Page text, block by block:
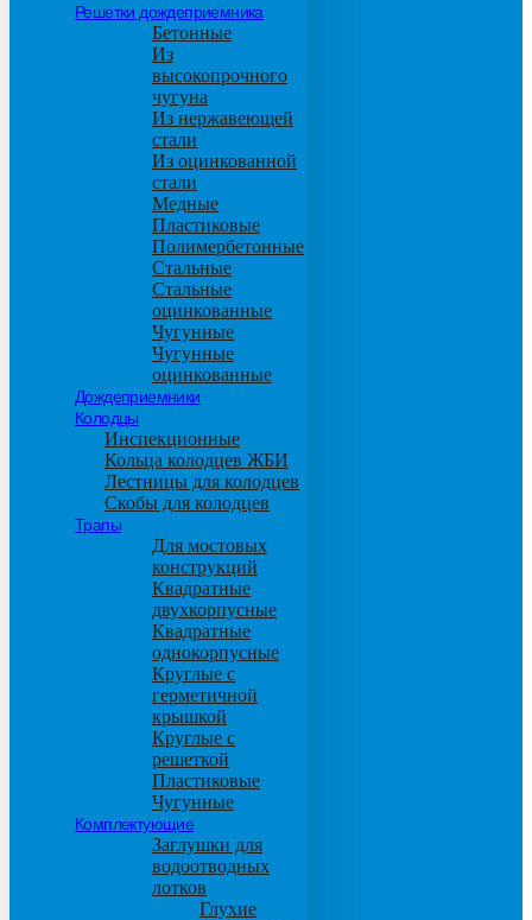
Решетки дождеприемника
Бетонные
Из
высокопрочного
чугуна
Из нержавеющей
стали
Из оцинкованной
стали
Медные
Пластиковые
Полимербетонные
Стальные
Стальные
оцинкованные
Чугунные
Чугунные
оцинкованные
Дождеприемники
Колодцы
Инспекционные
Кольца колодцев ЖБИ
Лестницы для колодцев
Скобы для колодцев
Трапы
Для мостовых
конструкций
Квадратные
двухкорпусные
Квадратные
однокорпусные
Круглые с
герметичной
крышкой
Круглые с
решеткой
Пластиковые
Чугунные
Комплектующие
Заглушки для
водоотводных
лотков
Глухие